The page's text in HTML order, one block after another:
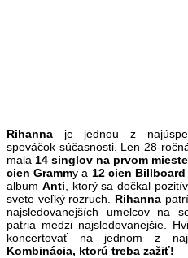
Rihanna je jednou z
speváčok súčasnosti. Len 28-
mala 14 singlov na prvom
cien Grammy a 12 cien
album Anti , ktorý sa dočkal
svete veľký rozruch. Rihanna
najsledovanejších umelcov na
patria medzi najsledovanejšie.
koncertovať na jednom z
Kombinácia, ktorú treba zažiť!